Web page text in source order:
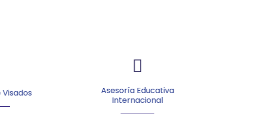
Asesoría Educativa
Internacional